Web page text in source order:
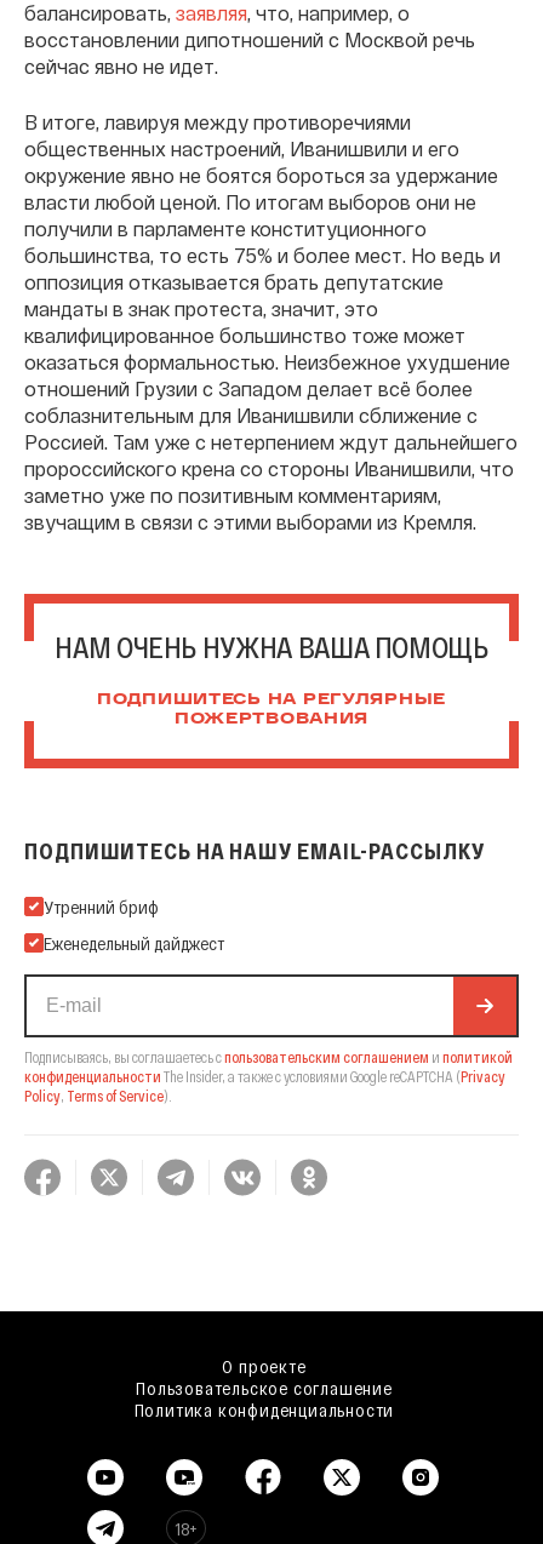
балансировать, заявляя, что, например, о
восстановлении дипотношений с Москвой речь
сейчас явно не идет.
В итоге, лавируя между противоречиями
общественных настроений, Иванишвили и его
окружение явно не боятся бороться за удержание
власти любой ценой. По итогам выборов они не
получили в парламенте конституционного
большинства, то есть 75% и более мест. Но ведь и
оппозиция отказывается брать депутатские
мандаты в знак протеста, значит, это
квалифицированное большинство тоже может
оказаться формальностью. Неизбежное ухудшение
отношений Грузии с Западом делает всё более
соблазнительным для Иванишвили сближение с
Россией. Там уже с нетерпением ждут дальнейшего
пророссийского крена со стороны Иванишвили, что
заметно уже по позитивным комментариям,
звучащим в связи с этими выборами из Кремля.
НАМ ОЧЕНЬ НУЖНА ВАША ПОМОЩЬ
ПОДПИШИТЕСЬ НА РЕГУЛЯРНЫЕ
ПОЖЕРТВОВАНИЯ
ПОДПИШИТЕСЬ НА НАШУ EMAIL-РАССЫЛКУ
Подпишитесь на нашу Email-рассылку
Утренний бриф
Еженедельный дайджест
Подписываясь, вы соглашаетесь спользовательским соглашением и политикой
конфиденциальности The Insider, а также с условиями Google reCAPTCHA (Privacy
Policy, Terms of Service).
О проекте
Пользовательское соглашение
Политика конфиденциальности
18+